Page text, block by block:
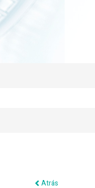
Atrás